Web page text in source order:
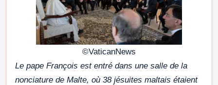
©VaticanNews
Le pape François est entré dans une salle de la
nonciature de Malte, où 38 jésuites maltais étaient